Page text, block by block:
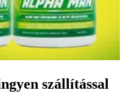
szállítással